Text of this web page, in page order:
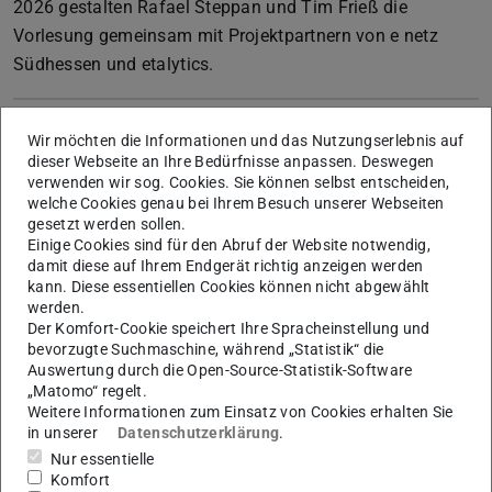
2026 gestalten Rafael Steppan und Tim Frieß die
Vorlesung gemeinsam mit Projektpartnern von e netz
Südhessen und etalytics.
2. Forschungsergebnisse und
Veröffentlichungen
3. Veranstaltungen
Folgende Veranstaltungen des Fachgebiets E5 und
unserer energie- und elektrotechnischen Partner können
bereits vorgemerkt werden:
Vorlesungsangebot SoSe 2026. Bitte beachten Sie, dass
sich auch kurzfristig noch Änderungen ergeben können,
die über die Plattformen TUCaN bzw. moodle bekannt
gegeben werden.
Wir möchten die Informationen und das Nutzungserlebnis auf
dieser Webseite an Ihre Bedürfnisse anpassen. Deswegen
verwenden wir sog. Cookies. Sie können selbst entscheiden,
welche Cookies genau bei Ihrem Besuch unserer Webseiten
gesetzt werden sollen.
Einige Cookies sind für den Abruf der Website notwendig,
damit diese auf Ihrem Endgerät richtig anzeigen werden
kann. Diese essentiellen Cookies können nicht abgewählt
werden.
Der Komfort-Cookie speichert Ihre Spracheinstellung und
bevorzugte Suchmaschine, während „Statistik“ die
Auswertung durch die Open-Source-Statistik-Software
„Matomo“ regelt.
Weitere Informationen zum Einsatz von Cookies erhalten Sie
in unserer
Datenschutzerklärung.
Nur essentielle
Komfort